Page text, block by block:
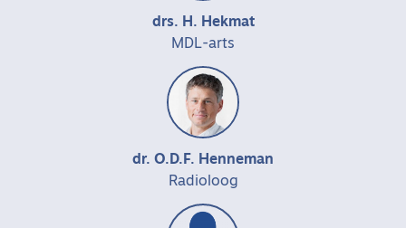
drs. H. Hekmat
MDL-arts
dr. O.D.F. Henneman
Radioloog